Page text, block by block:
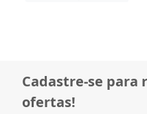
Cadastre-se para
ofertas!